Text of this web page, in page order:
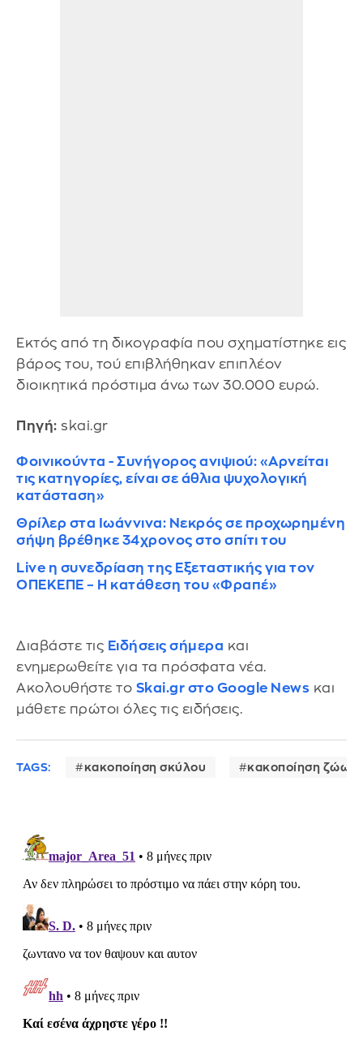
Εκτός από τη δικογραφία που σχηματίστηκε εις
βάρος του, τού επιβλήθηκαν επιπλέον
διοικητικά πρόστιμα άνω των 30.000 ευρώ.
Πηγή: skai.gr
Φοινικούντα - Συνήγορος ανιψιού: «Αρνείται
τις κατηγορίες, είναι σε άθλια ψυχολογική
κατάσταση»
Θρίλερ στα Ιωάννινα: Νεκρός σε προχωρημένη
σήψη βρέθηκε 34χρονος στο σπίτι του
Live η συνεδρίαση της Εξεταστικής για τον
ΟΠΕΚΕΠΕ – Η κατάθεση του «Φραπέ»
Διαβάστε τις Ειδήσεις σήμερα και
ενημερωθείτε για τα πρόσφατα νέα.
Ακολουθήστε το Skai.gr στο Google News και
μάθετε πρώτοι όλες τις ειδήσεις.
TAGS: κακοποίηση σκύλου κακοποίηση ζώων